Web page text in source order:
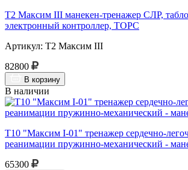
Т2 Максим III манекен-тренажер СЛР, табло
электронный контроллер, ТОРС
Артикул: Т2 Максим III
82800
В корзину
В наличии
Т10 "Максим I-01" тренажер сердечно-
реанимации пружинно-механический -
65300